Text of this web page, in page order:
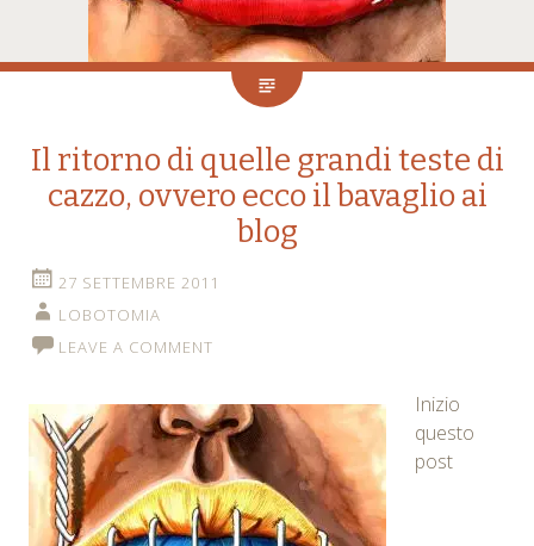
Il ritorno di quelle grandi teste di
cazzo, ovvero ecco il bavaglio ai
blog
27 SETTEMBRE 2011
LOBOTOMIA
LEAVE A COMMENT
Inizio
questo
post